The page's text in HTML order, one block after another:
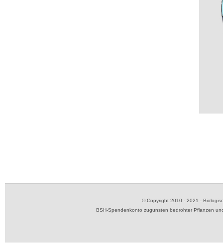
© Copyright 2010 - 2021 -
BSH-Spendenkonto zugunsten bedrohter Pflanzen